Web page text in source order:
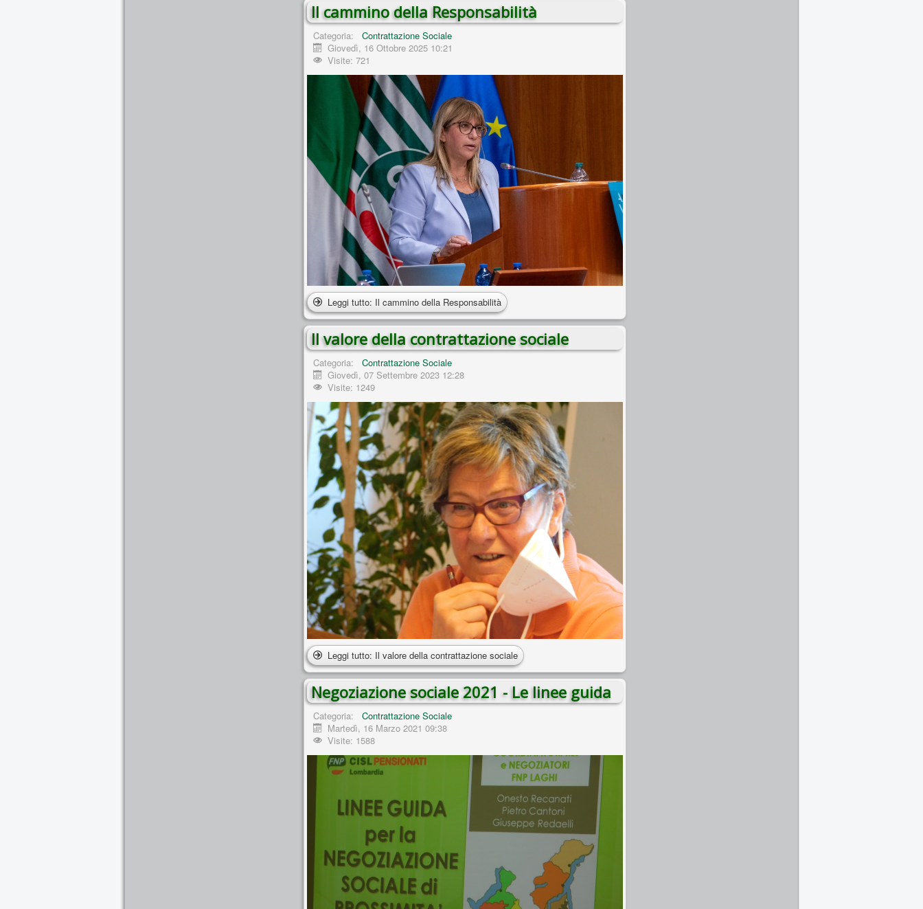
Il cammino della Responsabilità
Categoria:
Contrattazione Sociale
Giovedì, 16 Ottobre 2025 10:21
Visite: 721
Leggi tutto: Il cammino della Responsabilità
Il valore della contrattazione sociale
Categoria:
Contrattazione Sociale
Giovedì, 07 Settembre 2023 12:28
Visite: 1249
Leggi tutto: Il valore della contrattazione sociale
Negoziazione sociale 2021 - Le linee guida
Categoria:
Contrattazione Sociale
Martedì, 16 Marzo 2021 09:38
Visite: 1588